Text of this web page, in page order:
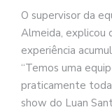
O supervisor da
Almeida, explicou
experiência
“Temos uma
praticamente
show do Luan